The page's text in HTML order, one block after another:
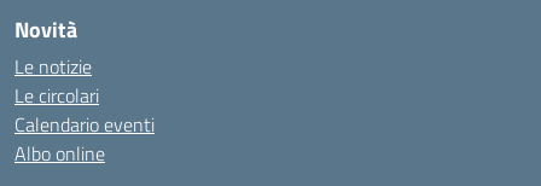
Novità
Le notizie
Le circolari
Calendario eventi
Albo online